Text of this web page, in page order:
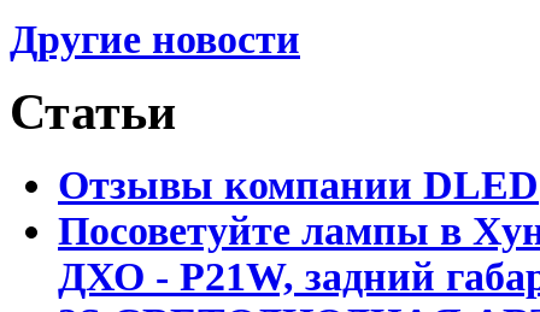
Другие новости
Статьи
Отзывы компании DLED
Посоветуйте лампы в
ДХО - P21W, задний